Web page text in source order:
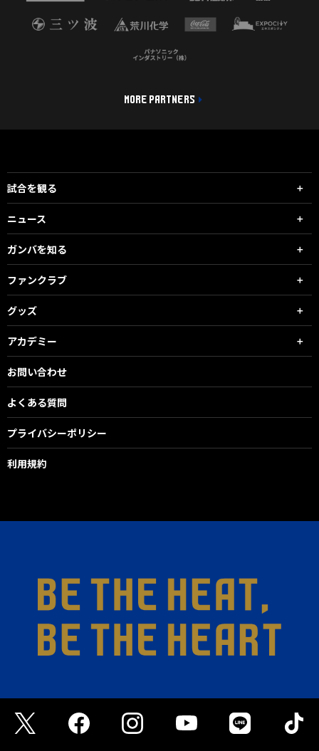
MORE PARTNERS
試合を観る
ニュース
ガンバを知る
ファンクラブ
グッズ
アカデミー
お問い合わせ
よくある質問
プライバシーポリシー
利用規約